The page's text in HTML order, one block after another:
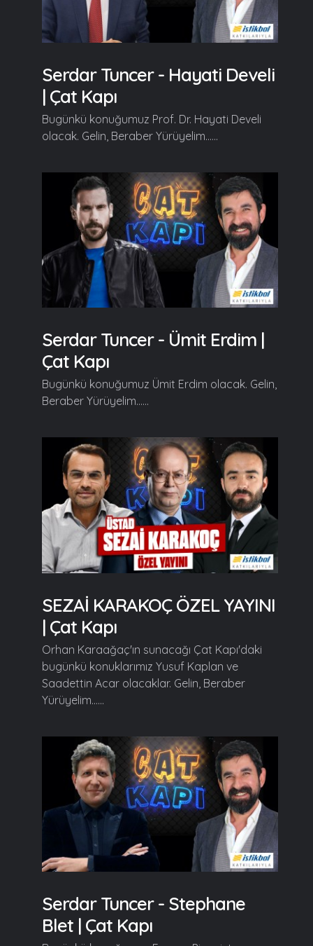
Serdar Tuncer - Hayati Develi
| Çat Kapı
Bugünkü konuğumuz Prof. Dr. Hayati Develi
olacak. Gelin, Beraber Yürüyelim......
Serdar Tuncer - Ümit Erdim |
Çat Kapı
Bugünkü konuğumuz Ümit Erdim olacak. Gelin,
Beraber Yürüyelim......
SEZAİ KARAKOÇ ÖZEL YAYINI
| Çat Kapı
Orhan Karaağaç'ın sunacağı Çat Kapı'daki
bugünkü konuklarımız Yusuf Kaplan ve
Saadettin Acar olacaklar. Gelin, Beraber
Yürüyelim......
Serdar Tuncer - Stephane
Blet | Çat Kapı